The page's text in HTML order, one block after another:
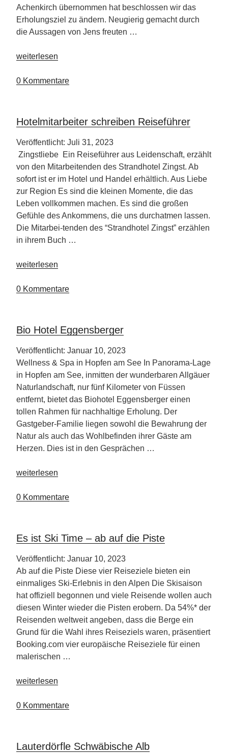
Achenkirch übernommen hat beschlossen wir das
Erholungsziel zu ändern. Neugierig gemacht durch
die Aussagen von Jens freuten …
„Posthotel
am
weiterlesen
0 Kommentare
Hotelmitarbeiter schreiben Reiseführer
Veröffentlicht: Juli 31, 2023
Zingstliebe Ein Reiseführer aus Leidenschaft, erzählt
von den Mitarbeitenden des Strandhotel Zingst. Ab
sofort ist er im Hotel und Handel erhältlich. Aus Liebe
zur Region Es sind die kleinen Momente, die das
Leben vollkommen machen. Es sind die großen
Gefühle des Ankommens, die uns durchatmen lassen.
Die Mitarbei-tenden des “Strandhotel Zingst” erzählen
in ihrem Buch …
„Hotelmitarbeiter
Reiseführer“
weiterlesen
0 Kommentare
Bio Hotel Eggensberger
Veröffentlicht: Januar 10, 2023
Wellness & Spa in Hopfen am See In Panorama-Lage
in Hopfen am See, inmitten der wunderbaren Allgäuer
Naturlandschaft, nur fünf Kilometer von Füssen
entfernt, bietet das Biohotel Eggensberger einen
tollen Rahmen für nachhaltige Erholung. Der
Gastgeber-Familie liegen sowohl die Bewahrung der
Natur als auch das Wohlbefinden ihrer Gäste am
Herzen. Dies ist in den Gesprächen …
„Bio
Eggensberger“
weiterlesen
0 Kommentare
Es ist Ski Time – ab auf die Piste
Veröffentlicht: Januar 10, 2023
Ab auf die Piste Diese vier Reiseziele bieten ein
einmaliges Ski-Erlebnis in den Alpen Die Skisaison
hat offiziell begonnen und viele Reisende wollen auch
diesen Winter wieder die Pisten erobern. Da 54%* der
Reisenden weltweit angeben, dass die Berge ein
Grund für die Wahl ihres Reiseziels waren, präsentiert
Booking.com vier europäische Reiseziele für einen
malerischen …
„Es
Ski
ab
weiterlesen
0 Kommentare
Lauterdörfle Schwäbische Alb